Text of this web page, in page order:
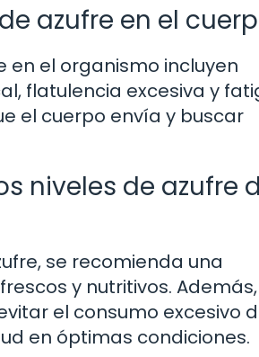
azufre en el
en el organismo incluyen
flatulencia excesiva y
el cuerpo envía y buscar
niveles de azufre
se recomienda una
y nutritivos. Además,
el consumo excesivo
en óptimas condiciones.